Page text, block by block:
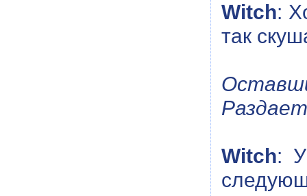
Witch:
так
Witch: